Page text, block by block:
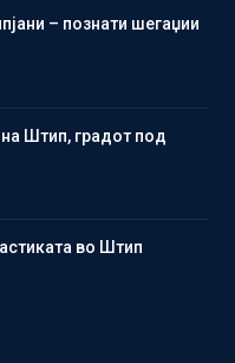
– познати шегаџии
Штип, градот под
во Штип